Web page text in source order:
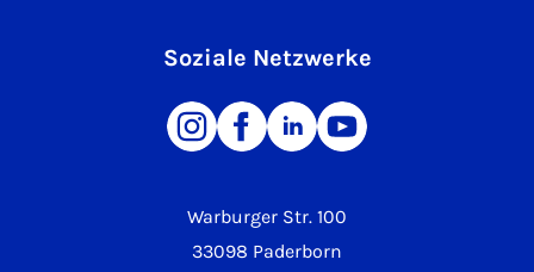
Warburger Str. 100
33098 Paderborn
Soziale Netzwerke